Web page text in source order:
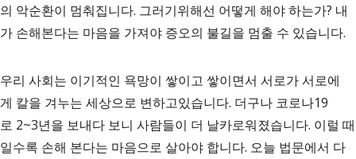
의 악순환이 멈춰집니다. 그러기위해선 어떻게 해야 하는가? 내
가 손해본다는 마음을 가져야 증오의 불길을 멈출 수 있습니다.
우리 사회는 이기적인 욕망이 쌓이고 쌓이면서 서로가 서로에
게 칼을 겨누는 세상으로 변하고있습니다. 더구나 코로나19
로 2~3년을 보내다 보니 사람들이 더 날카로워졌습니다. 이럴 때
일수록 손해 본다는 마음으로 살아야 합니다. 오늘 법문에서 다